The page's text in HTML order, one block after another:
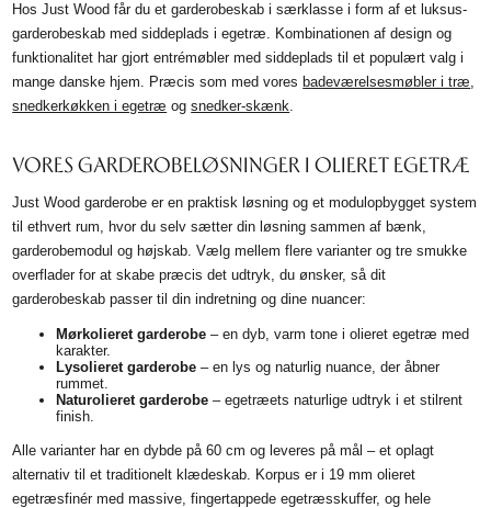
Hos Just Wood får du et garderobeskab i særklasse i form af et luksus-
garderobeskab med siddeplads i egetræ. Kombinationen af design og
funktionalitet har gjort entrémøbler med siddeplads til et populært valg i
mange danske hjem. Præcis som med vores badeværelsesmøbler i træ,
snedkerkøkken i egetræ ogsnedker-skænk.
VORES GARDEROBELØSNINGER I OLIERET EGETRÆ
Just Wood garderobe er en praktisk løsning og et modulopbygget system
til ethvert rum, hvor du selv sætter din løsning sammen af bænk,
garderobemodul og højskab. Vælg mellem flere varianter og tre smukke
overflader for at skabe præcis det udtryk, du ønsker, så dit
garderobeskab passer til din indretning og dine nuancer:
Mørkolieret garderobe – en dyb, varm tone i olieret egetræ med
karakter.
Lysolieret garderobe – en lys og naturlig nuance, der åbner
rummet.
Naturolieret garderobe – egetræets naturlige udtryk i et stilrent
finish.
Alle varianter har en dybde på 60 cm og leveres på mål – et oplagt
alternativ til et traditionelt klædeskab. Korpus er i 19 mm olieret
egetræsfinér med massive, fingertappede egetræsskuffer, og hele